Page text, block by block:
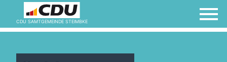
CDU SAMTGEMEINDE STEIMBKE